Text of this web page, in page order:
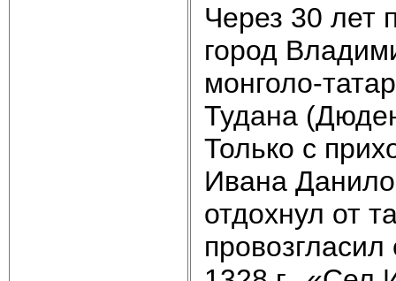
Через 30 лет
город
монголо-
Тудана
Только с
Ивана
отдохнул от